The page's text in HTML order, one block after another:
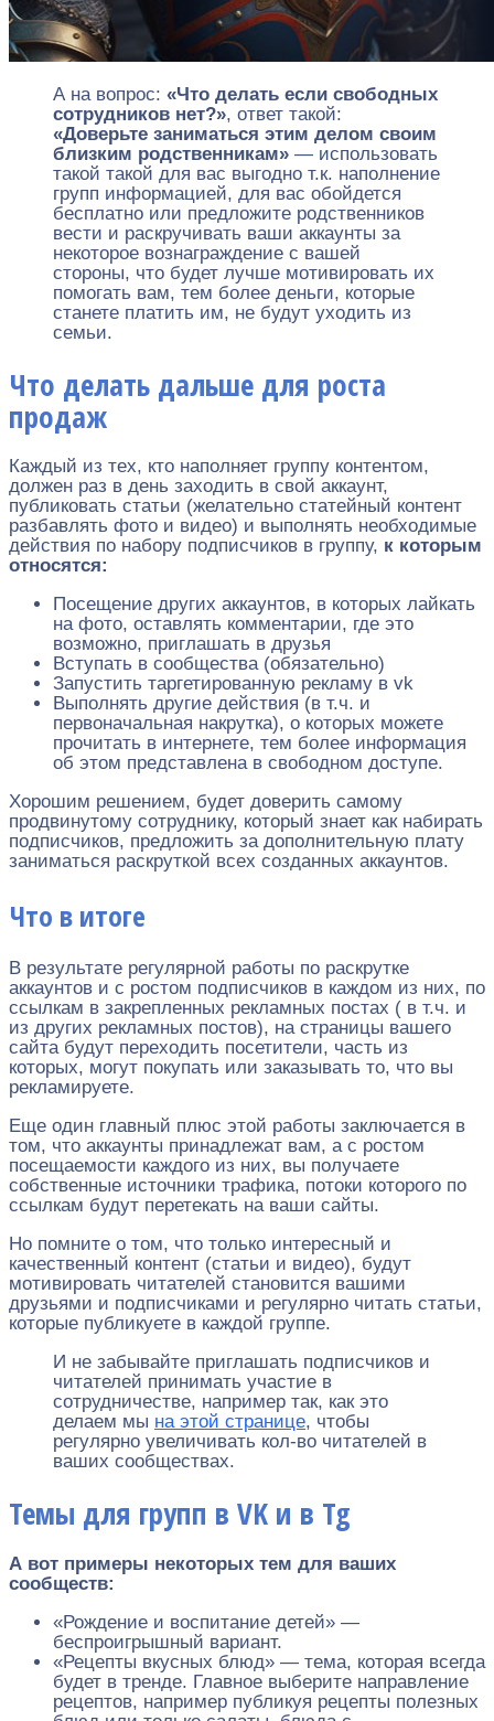
А на вопрос: «Что делать если свободных
сотрудников нет?», ответ такой:
«Доверьте заниматься этим делом своим
близким родственникам» — использовать
такой такой для вас выгодно т.к. наполнение
групп информацией, для вас обойдется
бесплатно или предложите родственников
вести и раскручивать ваши аккаунты за
некоторое вознаграждение с вашей
стороны, что будет лучше мотивировать их
помогать вам, тем более деньги, которые
станете платить им, не будут уходить из
семьи.
Что делать дальше для роста
продаж
Каждый из тех, кто наполняет группу контентом,
должен раз в день заходить в свой аккаунт,
публиковать статьи (желательно статейный контент
разбавлять фото и видео) и выполнять необходимые
действия по набору подписчиков в группу, к которым
относятся:
Посещение других аккаунтов, в которых лайкать
на фото, оставлять комментарии, где это
возможно, приглашать в друзья
Вступать в сообщества (обязательно)
Запустить таргетированную рекламу в vk
Выполнять другие действия (в т.ч. и
первоначальная накрутка), о которых можете
прочитать в интернете, тем более информация
об этом представлена в свободном доступе.
Хорошим решением, будет доверить самому
продвинутому сотруднику, который знает как набирать
подписчиков, предложить за дополнительную плату
заниматься раскруткой всех созданных аккаунтов.
Что в итоге
В результате регулярной работы по раскрутке
аккаунтов и с ростом подписчиков в каждом из них, по
ссылкам в закрепленных рекламных постах ( в т.ч. и
из других рекламных постов), на страницы вашего
сайта будут переходить посетители, часть из
которых, могут покупать или заказывать то, что вы
рекламируете.
Еще один главный плюс этой работы заключается в
том, что аккаунты принадлежат вам, а с ростом
посещаемости каждого из них, вы получаете
собственные источники трафика, потоки которого по
ссылкам будут перетекать на ваши сайты.
Но помните о том, что только интересный и
качественный контент (статьи и видео), будут
мотивировать читателей становится вашими
друзьями и подписчиками и регулярно читать статьи,
которые публикуете в каждой группе.
И не забывайте приглашать подписчиков и
читателей принимать участие в
сотрудничестве, например так, как это
делаем мы на этой странице, чтобы
регулярно увеличивать кол-во читателей в
ваших сообществах.
Темы для групп в VK и в Tg
А вот примеры некоторых тем для ваших
сообществ:
«Рождение и воспитание детей» —
беспроигрышный вариант.
«Рецепты вкусных блюд» — тема, которая всегда
будет в тренде. Главное выберите направление
рецептов, например публикуя рецепты полезных